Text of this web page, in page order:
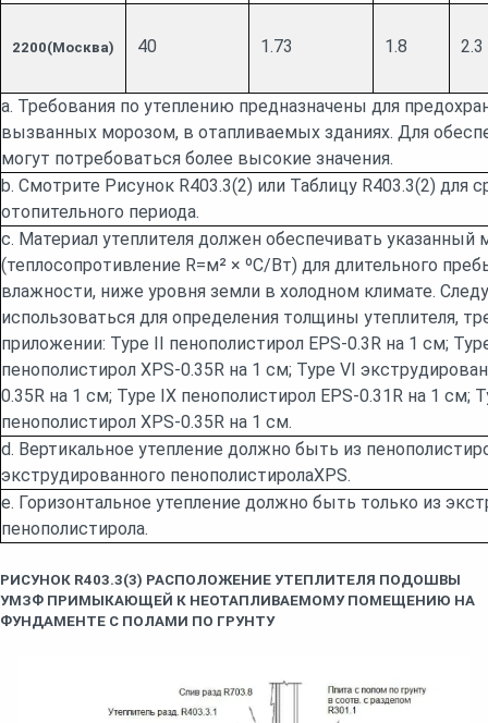
2200(Москва) 40 1.73 1.8 2.3
a. Требования по утеплению предназначены для
вызванных морозом, в отапливаемых зданиях. Для
могут потребоваться более высокие значения.
b. Смотрите Рисунок R403.3(2) или Таблицу R403.3(2) для
отопительного периода.
c. Материал утеплителя должен обеспечивать
(теплосопротивление R=м² × ºС/Вт) для длительного
влажности, ниже уровня земли в холодном климате.
использоваться для определения толщины утеплителя,
приложении: Type II пенополистирол EPS-0.3R на 1 см;
пенополистирол XPS-0.35R на 1 см; Type VI
0.35R на 1 см; Type IX пенополистирол EPS-0.31R на 1 см;
пенополистирол XPS-0.35R на 1 см.
d. Вертикальное утепление должно быть из
экструдированного пенополистиролаXPS.
e. Горизонтальное утепление должно быть только из
пенополистирола.
РИСУНОК R403.3(3) РАСПОЛОЖЕНИЕ УТЕПЛИТЕЛЯ ПОДОШВЫ
УМЗФ ПРИМЫКАЮЩЕЙ К НЕОТАПЛИВАЕМОМУ ПОМЕЩЕНИЮ НА
ФУНДАМЕНТЕ С ПОЛАМИ ПО ГРУНТУ